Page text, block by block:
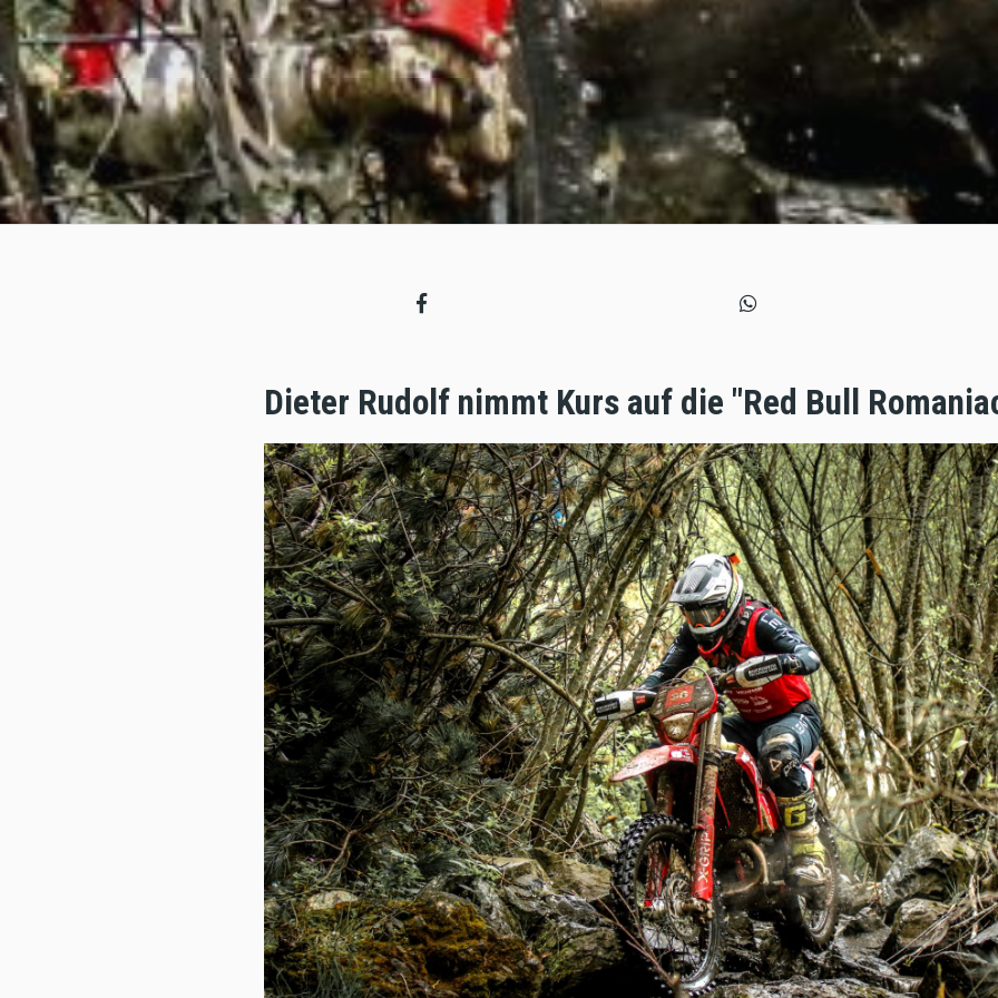
Dieter Rudolf nimmt Kurs auf die "Red Bull